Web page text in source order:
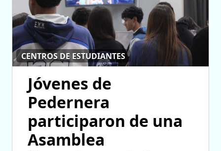
CENTROS DE ESTUDIANTES
Jóvenes de
Pedernera
participaron de una
Asamblea